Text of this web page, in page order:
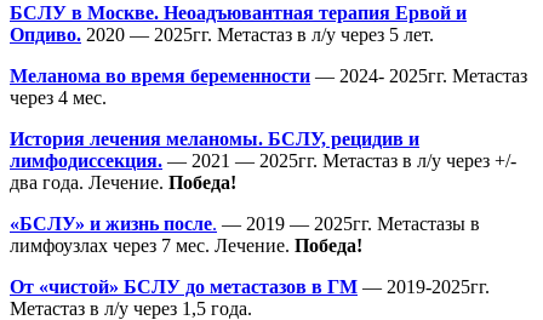
БСЛУ в Москве. Неоадъювантная терапия Ервой и
Опдиво. 2020 — 2025гг. Метастаз в л/у через 5 лет.
Меланома во время беременности — 2024- 2025гг. Метастаз
через 4 мес.
История лечения меланомы. БСЛУ, рецидив и
лимфодиссекция. — 2021 — 2025гг. Метастаз в л/у через +/-
два года. Лечение. Победа!
«БСЛУ» и жизнь после. — 2019 — 2025гг. Метастазы в
лимфоузлах через 7 мес. Лечение. Победа!
От «чистой» БСЛУ до метастазов в ГМ — 2019-2025гг.
Метастаз в л/у через 1,5 года.